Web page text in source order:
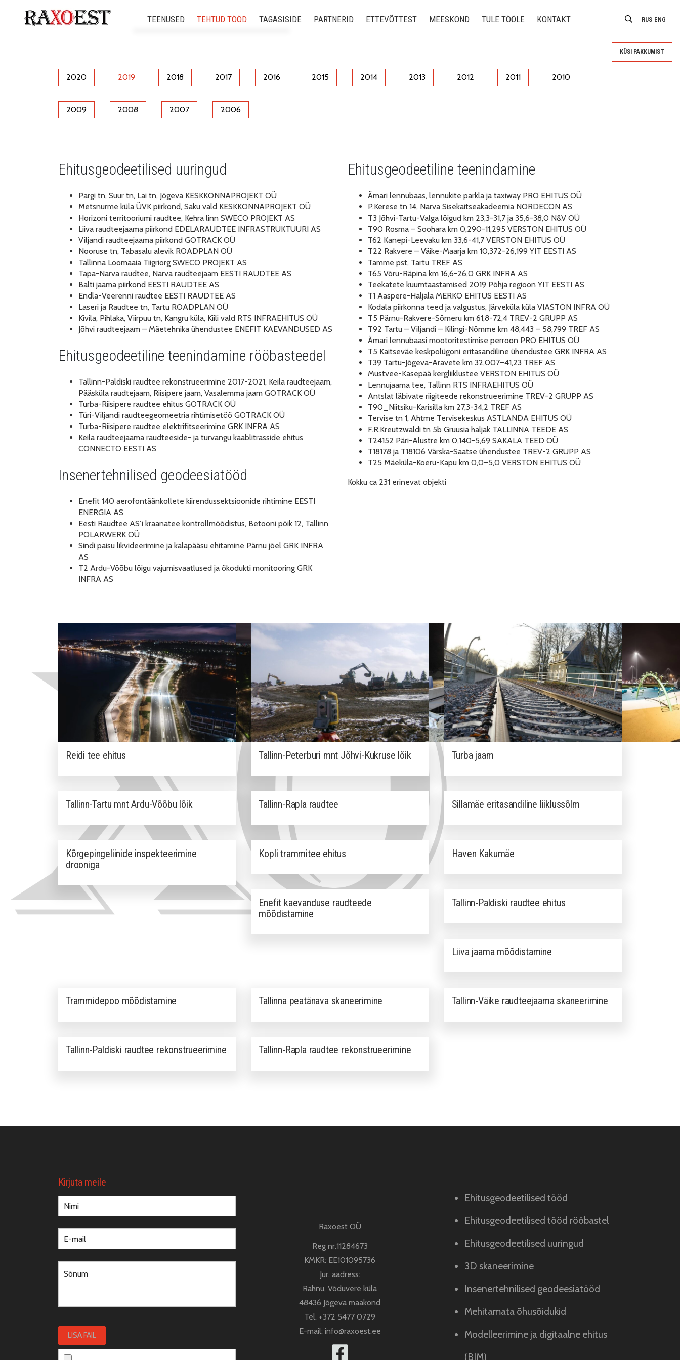
TEENUSED
Ehitusgeodeetilised uuringud
3d skaneerimine
TEHTUD TÖÖD TAGASISIDE PARTNERID ETTEVÕTTEST MEESKOND TULE TÖÖLE KONTAKT
KÜSI PAKKUMIST
RUS ENG
2020 2019 2018 2017 2016 2015 2014 2013 2012 2011 2010
2009 2008 2007 2006
Ehitusgeodeetilised uuringud
Pargi tn, Suur tn, Lai tn, Jõgeva KESKKONNAPROJEKT OÜ
Metsnurme küla ÜVK piirkond, Saku vald KESKKONNAPROJEKT OÜ
Horizoni territooriumi raudtee, Kehra linn SWECO PROJEKT AS
Liiva raudteejaama piirkond EDELARAUDTEE INFRASTRUKTUURI AS
Viljandi raudteejaama piirkond GOTRACK OÜ
Nooruse tn, Tabasalu alevik ROADPLAN OÜ
Tallinna Loomaaia Tiigriorg SWECO PROJEKT AS
Tapa-Narva raudtee, Narva raudteejaam EESTI RAUDTEE AS
Balti jaama piirkond EESTI RAUDTEE AS
Endla-Veerenni raudtee EESTI RAUDTEE AS
Laseri ja Raudtee tn, Tartu ROADPLAN OÜ
Kivila, Pihlaka, Viirpuu tn, Kangru küla, Kiili vald RTS INFRAEHITUS OÜ
Jõhvi raudteejaam – Mäetehnika ühendustee ENEFIT KAEVANDUSED AS
Ehitusgeodeetiline teenindamine rööbasteedel
Tallinn-Paldiski raudtee rekonstrueerimine 2017-2021, Keila raudteejaam,
Pääsküla raudtejaam, Riisipere jaam, Vasalemma jaam GOTRACK OÜ
Turba-Riisipere raudtee ehitus GOTRACK OÜ
Türi-Viljandi raudteegeomeetria rihtimisetöö GOTRACK OÜ
Turba-Riisipere raudtee elektrifitseerimine GRK INFRA AS
Keila raudteejaama raudteeside- ja turvangu kaablitrasside ehitus
CONNECTO EESTI AS
Insenertehnilised geodeesiatööd
Enefit 140 aerofontäänkollete kiirendussektsioonide rihtimine EESTI
ENERGIA AS
Eesti Raudtee AS’i kraanatee kontrollmõõdistus, Betooni põik 12, Tallinn
POLARWERK OÜ
Sindi paisu likvideerimine ja kalapääsu ehitamine Pärnu jõel GRK INFRA
AS
T2 Ardu-Võõbu lõigu vajumisvaatlused ja ökodukti monitooring GRK
INFRA AS
Ehitusgeodeetiline teenindamine
Ämari lennubaas, lennukite parkla ja taxiway PRO EHITUS OÜ
P.Kerese tn 14, Narva Sisekaitseakadeemia NORDECON AS
T3 Jõhvi-Tartu-Valga lõigud km 23,3-31,7 ja 35,6-38,0 N&V OÜ
T90 Rosma – Soohara km 0,290-11,295 VERSTON EHITUS OÜ
T62 Kanepi-Leevaku km 33,6-41,7 VERSTON EHITUS OÜ
T22 Rakvere – Väike-Maarja km 10,372-26,199 YIT EESTI AS
Tamme pst, Tartu TREF AS
T65 Võru-Räpina km 16,6-26,0 GRK INFRA AS
Teekatete kuumtaastamised 2019 Põhja regioon YIT EESTI AS
T1 Aaspere-Haljala MERKO EHITUS EESTI AS
Kodala piirkonna teed ja valgustus, Järveküla küla VIASTON INFRA OÜ
T5 Pärnu-Rakvere-Sõmeru km 61,8-72,4 TREV-2 GRUPP AS
T92 Tartu – Viljandi – Kilingi-Nõmme km 48,443 – 58,799 TREF AS
Ämari lennubaasi mootoritestimise perroon PRO EHITUS OÜ
T5 Kaitseväe keskpolügoni eritasandiline ühendustee GRK INFRA AS
T39 Tartu-Jõgeva-Aravete km 32,007–41,23 TREF AS
Mustvee-Kasepää kergliiklustee VERSTON EHITUS OÜ
Lennujaama tee, Tallinn RTS INFRAEHITUS OÜ
Antslat läbivate riigiteede rekonstrueerimine TREV-2 GRUPP AS
T90_Niitsiku-Karisilla km 27,3-34,2 TREF AS
Tervise tn 1, Ahtme Tervisekeskus ASTLANDA EHITUS OÜ
F.R.Kreutzwaldi tn 5b Gruusia haljak TALLINNA TEEDE AS
T24152 Päri-Alustre km 0,140-5,69 SAKALA TEED OÜ
T18178 ja T18106 Värska-Saatse ühendustee TREV-2 GRUPP AS
T25 Mäeküla-Koeru-Kapu km 0,0–5,0 VERSTON EHITUS OÜ
Kokku ca 231 erinevat objekti
Reidi tee ehitus Tallinn-Peterburi mnt Jõhvi-Kukruse lõik Turba jaam
Tallinn-Tartu mnt Ardu-Võõbu lõik Tallinn-Rapla raudtee Sillamäe eritasandiline liiklussõlm
Kõrgepingeliinide inspekteerimine
drooniga
Kopli trammitee ehitus Haven Kakumäe
Enefit kaevanduse raudteede
mõõdistamine
Tallinn-Paldiski raudtee ehitus
Liiva jaama mõõdistamine
Trammidepoo mõõdistamine Tallinna peatänava skaneerimine Tallinn-Väike raudteejaama skaneerimine
Tallinn-Paldiski raudtee rekonstrueerimine Tallinn-Rapla raudtee rekonstrueerimine
Kirjuta meile
LISA FAIL
Raxoest OÜ
Reg nr.11284673
KMKR: EE101095736
Jur. aadress:
Rahnu, Võduvere küla
48436 Jõgeva maakond
Tel. +372 5477 0729
E-mail: info@raxoest.ee
Ehitusgeodeetilised tööd
Ehitusgeodeetilised tööd rööbastel
Ehitusgeodeetilised uuringud
3D skaneerimine
Insenertehnilised geodeesiatööd
Mehitamata õhusõidukid
Modelleerimine ja digitaalne ehitus
(BIM)